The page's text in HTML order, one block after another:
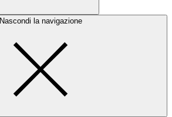
Nascondi la navigazione